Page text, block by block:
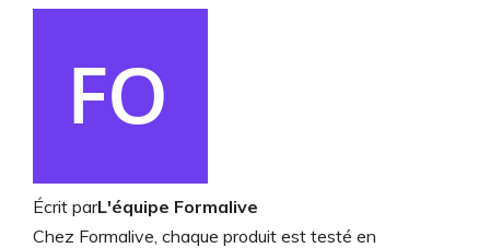
Écrit parL'équipe Formalive
Chez Formalive, chaque produit est testé en